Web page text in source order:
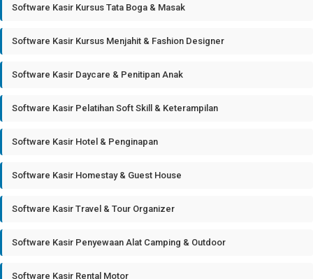
Software Kasir Kursus Tata Boga & Masak
Software Kasir Kursus Menjahit & Fashion Designer
Software Kasir Daycare & Penitipan Anak
Software Kasir Pelatihan Soft Skill & Keterampilan
Software Kasir Hotel & Penginapan
Software Kasir Homestay & Guest House
Software Kasir Travel & Tour Organizer
Software Kasir Penyewaan Alat Camping & Outdoor
Software Kasir Rental Motor